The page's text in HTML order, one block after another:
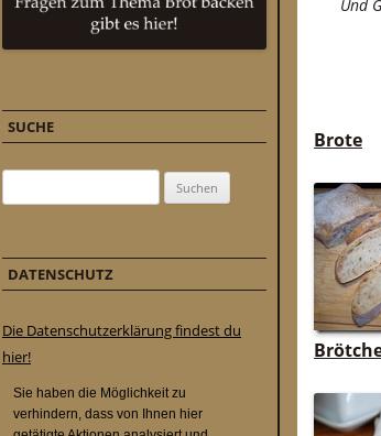
Und
Brote
SUCHE
DATENSCHUTZ
Die Datenschutzerklärung findest du
hier!